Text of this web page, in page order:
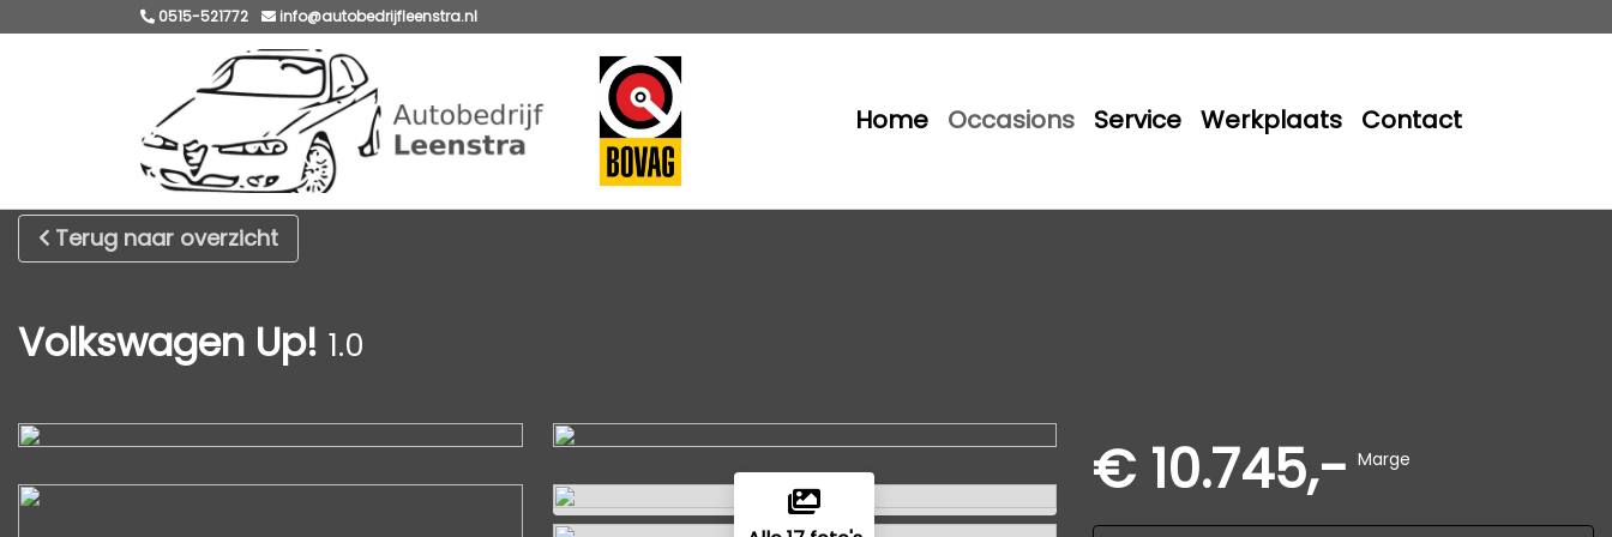
0515-521772 info@autobedrijfleenstra.nl
Home Occasions Service Werkplaats Contact
Terug naar overzicht
Volkswagen Up! 1.0
€ 10.745,- Marge